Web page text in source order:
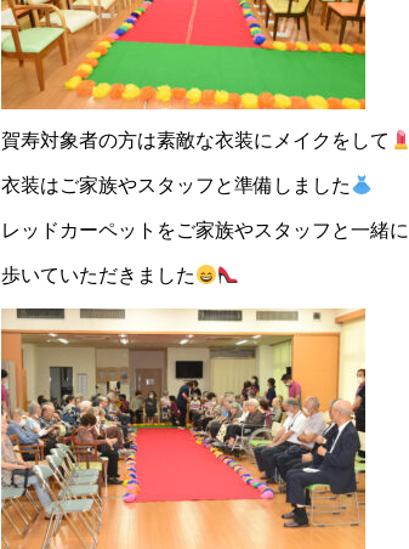
賀寿対象者の方は素敵な衣装にメイクをして
衣装はご家族やスタッフと準備しました
レッドカーペットをご家族やスタッフと一緒に
歩いていただきました